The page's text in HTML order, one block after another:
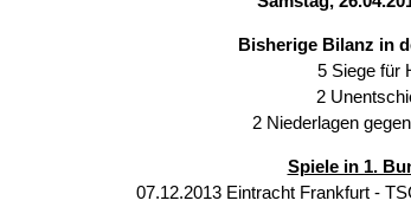
Bisherige Bilanz in
5 Siege für
2
2 Niederlagen
Spiele in 1.
07.12.2013 Eintracht Frankfurt -